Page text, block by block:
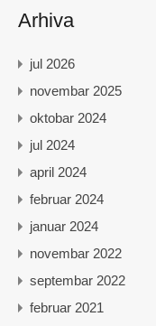
Arhiva
jul 2026
novembar 2025
oktobar 2024
jul 2024
april 2024
februar 2024
januar 2024
novembar 2022
septembar 2022
februar 2021